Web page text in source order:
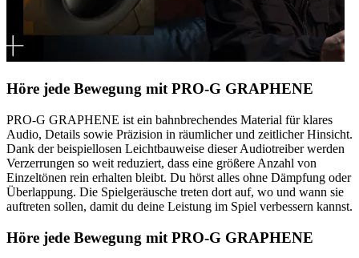
Höre jede Bewegung mit PRO-G GRAPHENE
PRO-G GRAPHENE ist ein bahnbrechendes Material für klares
Audio, Details sowie Präzision in räumlicher und zeitlicher Hinsicht.
Dank der beispiellosen Leichtbauweise dieser Audiotreiber werden
Verzerrungen so weit reduziert, dass eine größere Anzahl von
Einzeltönen rein erhalten bleibt. Du hörst alles ohne Dämpfung oder
Überlappung. Die Spielgeräusche treten dort auf, wo und wann sie
auftreten sollen, damit du deine Leistung im Spiel verbessern kannst.
Höre jede Bewegung mit PRO-G GRAPHENE